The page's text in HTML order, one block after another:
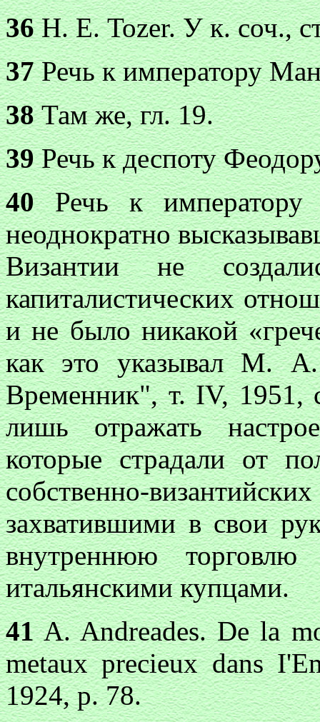
36Н. Е. Tozer. У к. соч.,
37Речь к императору
38Там же, гл. 19.
39Речь к деспоту
40Речь к императору
неоднократно
Византии не
капиталистических
и не было никакой
как это указывал М. А.
Временник", т. IV, 1951,
лишь отражать
которые страдали от
собственно-
захватившими в свои
внутреннюю торговлю
итальянскими купцами.
41A. Andreades. De la
metaux precieux dans
1924, p. 78.